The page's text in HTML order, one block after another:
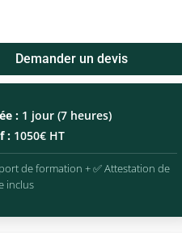
Demander un devis
: 1 jour (7 heures)
: 1050€ HT
de formation + ✅ Attestation de
inclus